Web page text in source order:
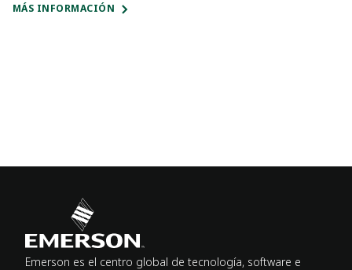
MÁS INFORMACIÓN
Emerson es el centro global de tecnología, software e